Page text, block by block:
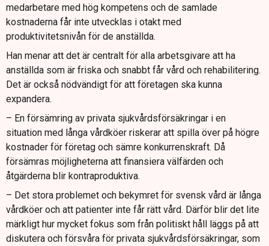
medarbetare med hög kompetens och de samlade
kostnaderna får inte utvecklas i otakt med
produktivitetsnivån för de anställda.
Han menar att det är centralt för alla arbetsgivare att ha
anställda som är friska och snabbt får vård och rehabilitering.
Det är också nödvändigt för att företagen ska kunna
expandera.
– En försämring av privata sjukvårdsförsäkringar i en
situation med långa vårdköer riskerar att spilla över på högre
kostnader för företag och sämre konkurrenskraft. Då
försämras möjligheterna att finansiera välfärden och
åtgärderna blir kontraproduktiva.
– Det stora problemet och bekymret för svensk vård är långa
vårdköer och att patienter inte får rätt vård. Därför blir det lite
märkligt hur mycket fokus som från politiskt håll läggs på att
diskutera och försvåra för privata sjukvårdsförsäkringar, som